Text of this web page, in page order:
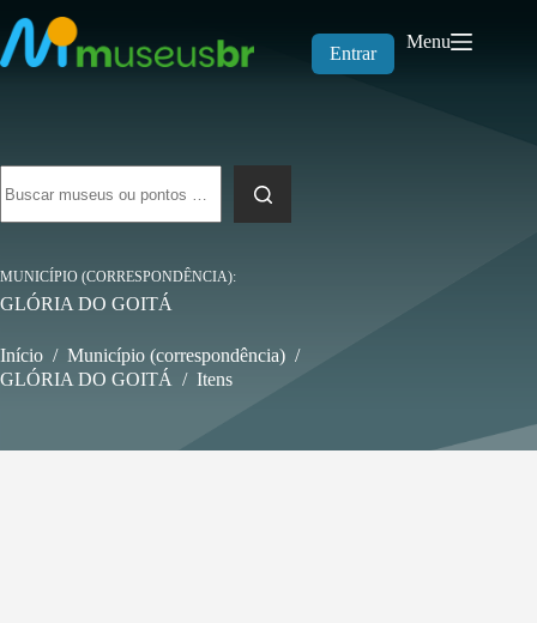
para
o
conteúdo
Entrar
Menu
resultados
MUNICÍPIO (CORRESPONDÊNCIA)
GLÓRIA DO GOITÁ
Início / Município (correspondência) /
GLÓRIA DO GOITÁ / Itens